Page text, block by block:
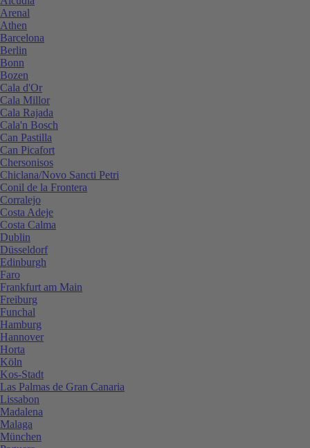
Arenal
Athen
Barcelona
Berlin
Bonn
Bozen
Cala d'Or
Cala Millor
Cala Rajada
Cala'n Bosch
Can Pastilla
Can Picafort
Chersonisos
Chiclana/Novo Sancti Petri
Conil de la Frontera
Corralejo
Costa Adeje
Costa Calma
Dublin
Düsseldorf
Edinburgh
Faro
Frankfurt am Main
Freiburg
Funchal
Hamburg
Hannover
Horta
Köln
Kos-Stadt
Las Palmas de Gran Canaria
Lissabon
Madalena
Malaga
München